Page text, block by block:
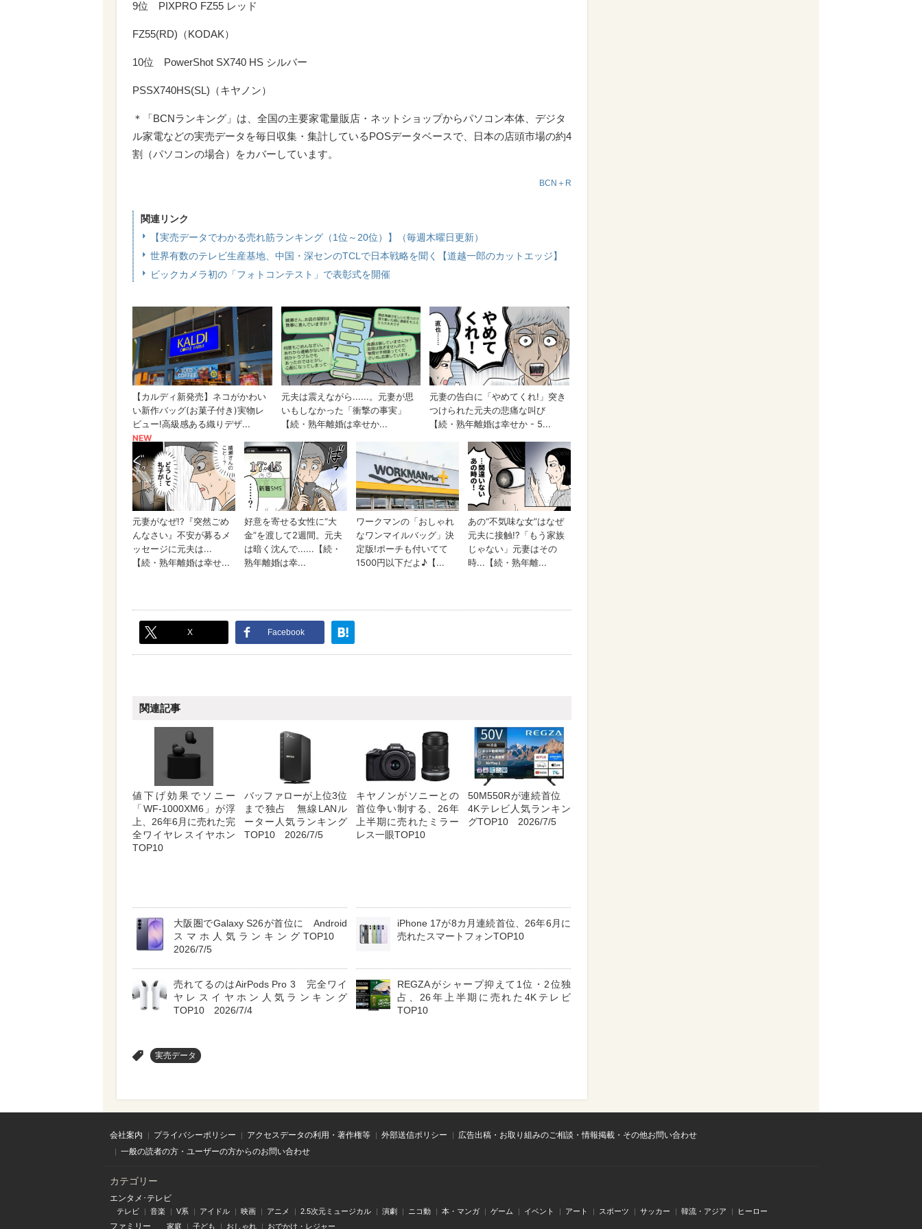
9位 PIXPRO FZ55 レッド
FZ55(RD)（KODAK）
10位 PowerShot SX740 HS シルバー
PSSX740HS(SL)（キヤノン）
＊「BCNランキング」は、全国の主要家電量販店・ネットショップからパソコン本体、デジタ
ル家電などの実売データを毎日収集・集計しているPOSデータベースで、日本の店頭市場の約4
割（パソコンの場合）をカバーしています。
BCN＋R
関連リンク
【実売データでわかる売れ筋ランキング（1位～20位）】（毎週木曜日更新）
世界有数のテレビ生産基地、中国・深センのTCLで日本戦略を聞く【道越一郎のカットエッジ】
ビックカメラ初の「フォトコンテスト」で表彰式を開催
X Facebook
関連記事
値下げ効果でソニー
「WF-1000XM6」が浮
上、26年6月に売れた完
全ワイヤレスイヤホン
TOP10
バッファローが上位3位
まで独占 無線LANル
ーター人気ランキング
TOP10 2026/7/5
キヤノンがソニーとの
首位争い制する、26年
上半期に売れたミラー
レス一眼TOP10
50M550Rが連続首位
4Kテレビ人気ランキン
グTOP10 2026/7/5
大阪圏でGalaxy S26が首位に Android
スマホ人気ランキングTOP10
2026/7/5
iPhone 17が8カ月連続首位、26年6月に
売れたスマートフォンTOP10
売れてるのはAirPods Pro 3 完全ワイ
ヤレスイヤホン人気ランキング
TOP10 2026/7/4
REGZAがシャープ抑えて1位・2位独
占、26年上半期に売れた4Kテレビ
TOP10
実売データ
会社案内 プライバシーポリシー アクセスデータの利用・著作権等 外部送信ポリシー
広告出稿・お取り組みのご相談・情報掲載・その他お問い合わせ
一般の読者の方・ユーザーの方からのお問い合わせ
カテゴリー
エンタメ･テレビ
テレビ 音楽 V系 アイドル 映画 アニメ 2.5次元ミュージカル 演劇 ニコ動 本・マンガ ゲーム イベント アート スポーツ サッカー 韓流・アジア ヒーロー
ファミリー 家庭 子ども おしゃれ おでかけ・レジャー